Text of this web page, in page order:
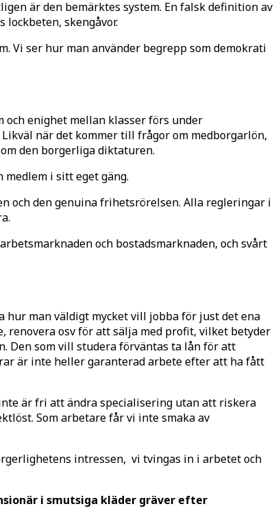
är den bemärktes system. En falsk definition av
skengåvor.
Vi ser hur man använder begrepp som demokrati
enighet mellan klasser förs under
när det kommer till frågor om medborgarlön,
den borgerliga diktaturen.
i sitt eget gäng.
och den genuina frihetsrörelsen. Alla regleringar i
och bostadsmarknaden, och svårt
hur man väldigt mycket vill jobba för just det ena
renovera osv för att sälja med profit, vilket betyder
Den som vill studera förväntas ta lån för att
är inte heller garanterad arbete efter att ha fått
är fri att ändra specialisering utan att riskera
Som arbetare får vi inte smaka av
intressen, vi tvingas in i arbetet och
i smutsiga kläder gräver efter